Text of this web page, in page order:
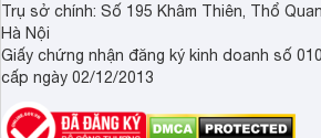
Trụ sở chính: Số 195 Khâm Thiên, Thổ
Hà Nội
Giấy chứng nhận đăng ký kinh doanh số
cấp ngày 02/12/2013